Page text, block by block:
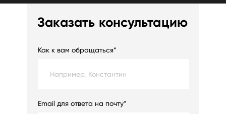
Заказать консультацию
Как к вам обращаться*
Email для ответа на почту*